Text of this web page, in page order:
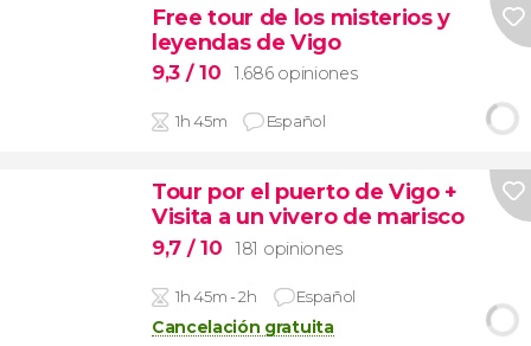
Free tour de los misterios y
leyendas de Vigo
9,3 / 10 1.686 opiniones
1h 45m Español
Tour por el puerto de Vigo +
Visita a un vivero de marisco
9,7 / 10 181 opiniones
1h 45m - 2h Español
Cancelación gratuita